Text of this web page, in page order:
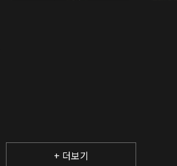
+ 더보기